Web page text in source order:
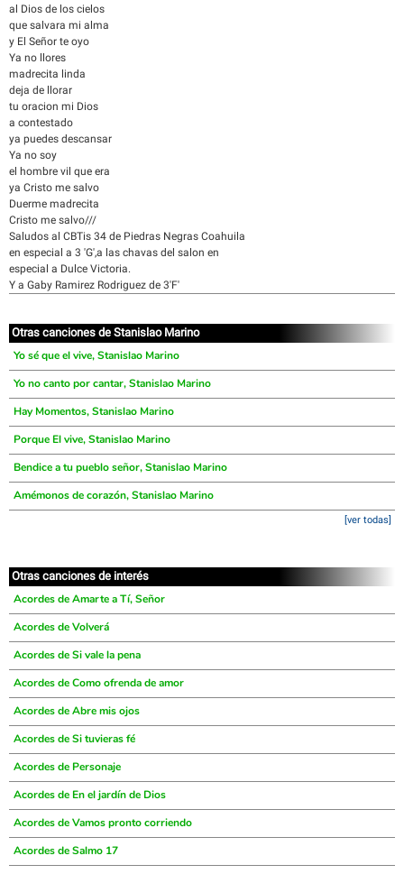
al Dios de los cielos
que salvara mi alma
y El Señor te oyo
Ya no llores
madrecita linda
deja de llorar
tu oracion mi Dios
a contestado
ya puedes descansar
Ya no soy
el hombre vil que era
ya Cristo me salvo
Duerme madrecita
Cristo me salvo///
Saludos al CBTis 34 de Piedras Negras Coahuila
en especial a 3 'G',a las chavas del salon en
especial a Dulce Victoria.
Y a Gaby Ramirez Rodriguez de 3'F'
Otras canciones de Stanislao Marino
Yo sé que el vive, Stanislao Marino
Yo no canto por cantar, Stanislao Marino
Hay Momentos, Stanislao Marino
Porque El vive, Stanislao Marino
Bendice a tu pueblo señor, Stanislao Marino
Amémonos de corazón, Stanislao Marino
[ver todas]
Otras canciones de interés
Acordes de Amarte a Tí, Señor
Acordes de Volverá
Acordes de Si vale la pena
Acordes de Como ofrenda de amor
Acordes de Abre mis ojos
Acordes de Si tuvieras fé
Acordes de Personaje
Acordes de En el jardín de Dios
Acordes de Vamos pronto corriendo
Acordes de Salmo 17